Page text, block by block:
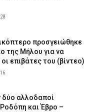
προσγειώθηκε
της Μήλου για να
επιβάτες του (βίντεο)
αλλοδαποί
και Έβρο –